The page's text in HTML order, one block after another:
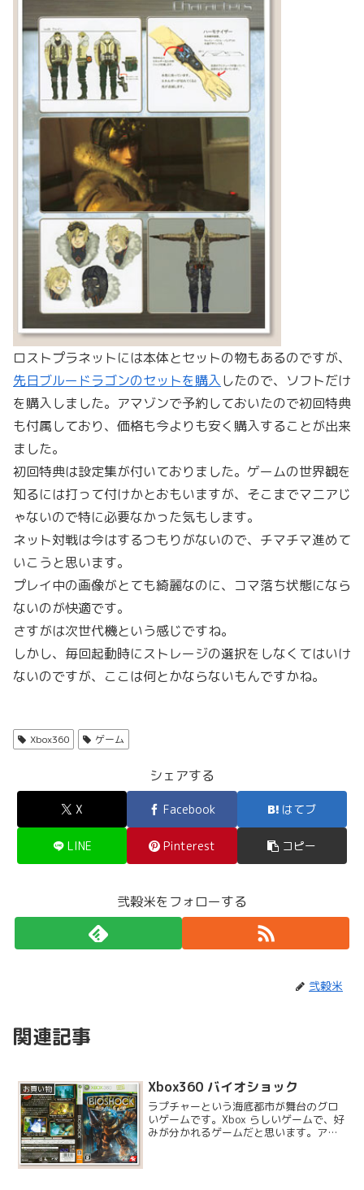
ロストプラネットには本体とセットの物もあるのですが、
先日ブルードラゴンのセットを購入したので、ソフトだけ
を購入しました。アマゾンで予約しておいたので初回特典
も付属しており、価格も今よりも安く購入することが出来
ました。
初回特典は設定集が付いておりました。ゲームの世界観を
知るには打って付けかとおもいますが、そこまでマニアじ
ゃないので特に必要なかった気もします。
ネット対戦は今はするつもりがないので、チマチマ進めて
いこうと思います。
プレイ中の画像がとても綺麗なのに、コマ落ち状態になら
ないのが快適です。
さすがは次世代機という感じですね。
しかし、毎回起動時にストレージの選択をしなくてはいけ
ないのですが、ここは何とかならないもんですかね。
Xbox360 ゲーム
シェアする
X Facebook はてブ
LINE Pinterest コピー
弐穀米をフォローする
弐穀米
関連記事
お買い物 Xbox360 バイオショック
ラプチャーという海底都市が舞台のグロ
いゲームです。Xbox らしいゲームで、好
みが分かれるゲームだと思います。アマ